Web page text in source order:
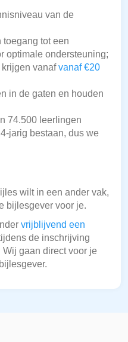
van de
tot een
optimale ondersteuning;
vanafvanaf €20
in de gaten en houden
74.500 leerlingen
jarig bestaan, dus we
wilt in een ander vak,
bijlesgever voor je.
vrijblijvend een
de inschrijving
gaan direct voor je